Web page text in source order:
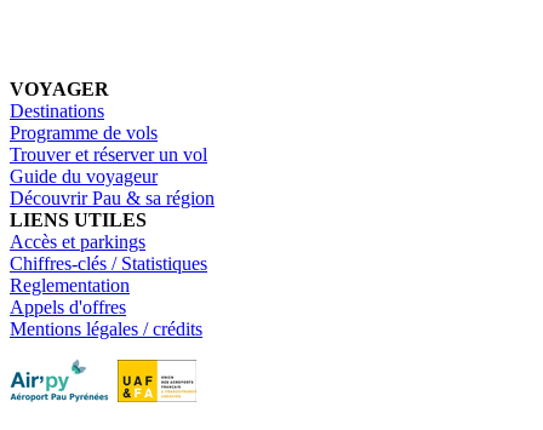
VOYAGER
Destinations
Programme de vols
Trouver et réserver un vol
Guide du voyageur
Découvrir Pau & sa région
LIENS UTILES
Accès et parkings
Chiffres-clés / Statistiques
Reglementation
Appels d'offres
Mentions légales / crédits